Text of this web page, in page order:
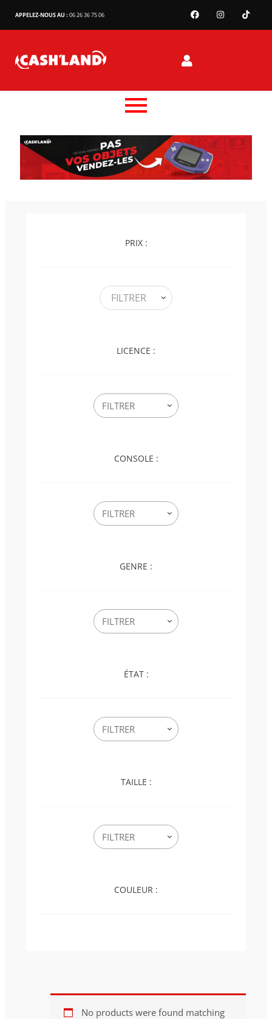
APPELEZ-NOUS AU : 06 26 36 75 06
PRIX :
FILTRER
LICENCE :
CONSOLE :
GENRE :
ÉTAT :
TAILLE :
COULEUR :
No products were found matching